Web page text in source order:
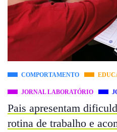
COMPORTAMENTO
JORNAL LABORATÓRIO
Pais apresentam
rotina de trabalho e